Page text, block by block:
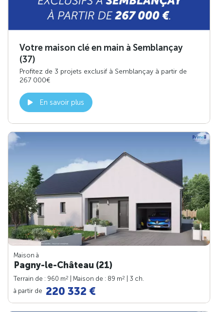
Votre maison clé en main à Semblançay
(37)
Profitez de 3 projets exclusif à Semblançay à partir de
267 000€
En savoir plus
Maison à
Pagny-le-Château (21)
Terrain de : 960 m2 | Maison de : 89 m2
| 3 ch.
à partir de 220 332 €